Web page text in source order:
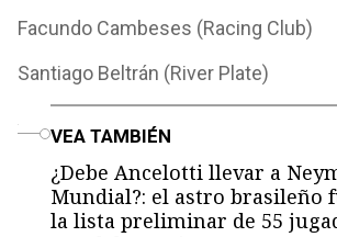
Facundo Cambeses (Racing Club)
Santiago Beltrán (River Plate)
VEA TAMBIÉN
¿Debe Ancelotti llevar a
Mundial?: el astro brasileño
la lista preliminar de 55